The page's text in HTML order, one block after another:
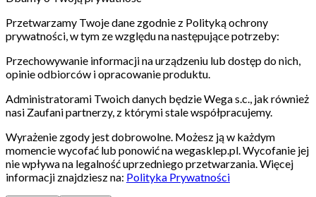
Przetwarzamy Twoje dane zgodnie z Polityką ochrony
prywatności, w tym ze względu na następujące potrzeby:
Przechowywanie informacji na urządzeniu lub dostęp do nich,
opinie odbiorców i opracowanie produktu.
Administratorami Twoich danych będzie Wega s.c., jak również
nasi Zaufani partnerzy, z którymi stale współpracujemy.
Wyrażenie zgody jest dobrowolne. Możesz ją w każdym
momencie wycofać lub ponowić na wegasklep.pl. Wycofanie jej
nie wpływa na legalność uprzedniego przetwarzania. Więcej
informacji znajdziesz na: Polityka Prywatności